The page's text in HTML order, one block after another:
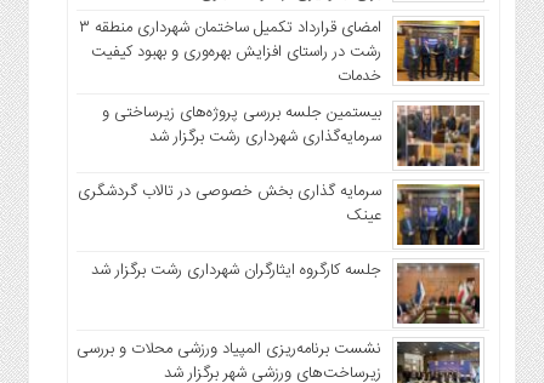
امضای قرارداد تکمیل ساختمان شهرداری منطقه ۳
رشت در راستای افزایش بهره‌وری و بهبود کیفیت
خدمات
بیستمین جلسه بررسی پروژه‌های زیرساختی و
سرمایه‌گذاری شهرداری رشت برگزار شد
سرمایه گذاری بخش خصوصی در تالاب گردشگری
عینک
جلسه کارگروه ایثارگران شهرداری رشت برگزار شد
نشست برنامه‌ریزی المپیاد ورزشی محلات و بررسی
زیرساخت‌های ورزشی شهر برگزار شد